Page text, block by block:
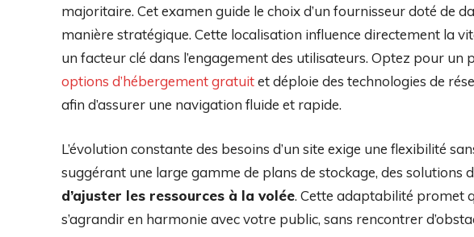
majoritaire. Cet examen guide le choix d’un fournisseur doté de
manière stratégique. Cette localisation influence directement la
un facteur clé dans l’engagement des utilisateurs. Optez pour un
options d’hébergement gratuitet déploie des technologies de
afin d’assurer une navigation fluide et rapide.
L’évolution constante des besoins d’un site exige une flexibilité
suggérant une large gamme de plans de stockage, des solutions
d’ajuster les ressources à la volée. Cette adaptabilité promet
s’agrandir en harmonie avec votre public, sans rencontrer